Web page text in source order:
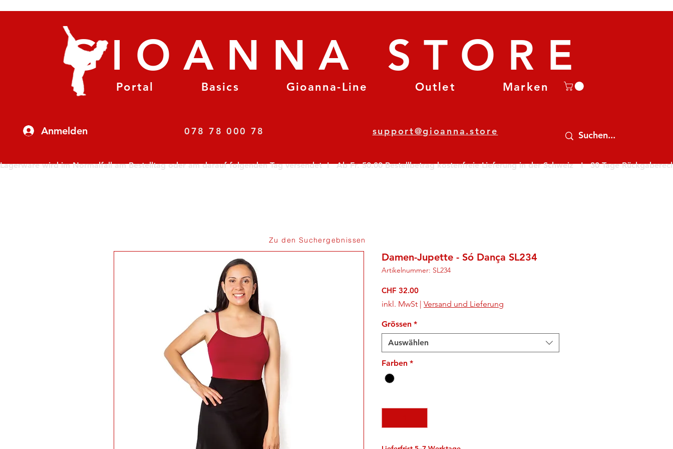
Anmelden
Portal Basics Gioanna-Line Outlet Marken
GIOANNA STORE
078 78 000 78 support@gioanna.store
Lagerware wird im Normalfall am Bestelltag oder am darauf folgenden Tag versendet  I   Ab Fr. 50.00 Bestellbetrag kostenfreie Lieferung in der Schweiz   I   30 Tage
Damen-Jupette - Só Dança SL234
Artikelnummer: SL234
CHF 32.00Preis
inkl. MwSt | Versand und Lieferung
Grössen *
Auswählen
Farben *
Zu den Suchergebnissen